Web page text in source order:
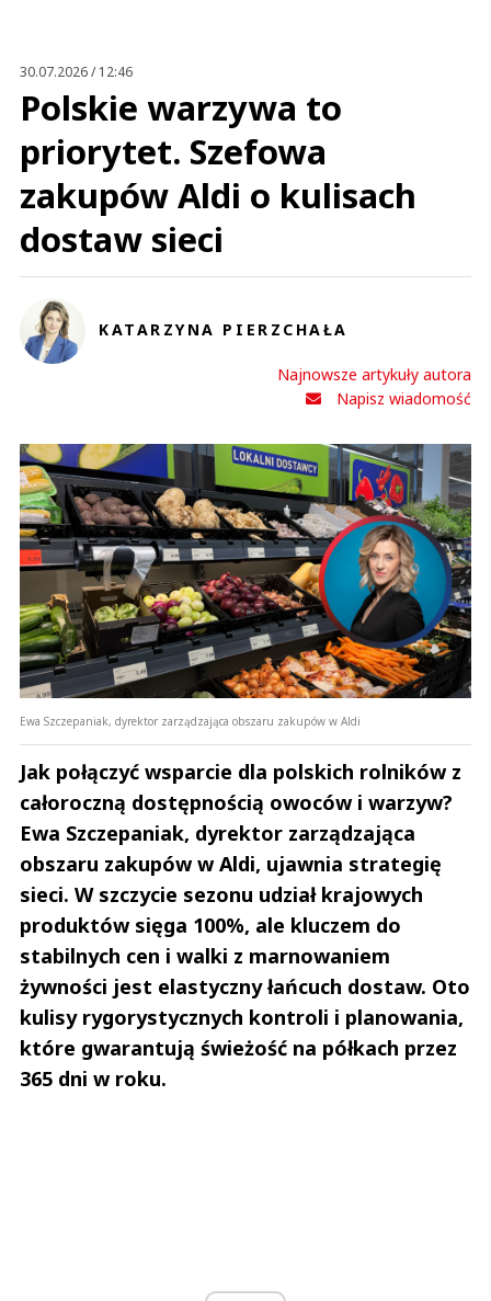
30.07.2026 / 12:46
Polskie warzywa to
priorytet. Szefowa
zakupów Aldi o kulisach
dostaw sieci
KATARZYNA PIERZCHAŁA
Najnowsze artykuły autora
Napisz wiadomość
Ewa Szczepaniak, dyrektor zarządzająca obszaru zakupów w Aldi
Jak połączyć wsparcie dla polskich rolników z
całoroczną dostępnością owoców i warzyw?
Ewa Szczepaniak, dyrektor zarządzająca
obszaru zakupów w Aldi, ujawnia strategię
sieci. W szczycie sezonu udział krajowych
produktów sięga 100%, ale kluczem do
stabilnych cen i walki z marnowaniem
żywności jest elastyczny łańcuch dostaw. Oto
kulisy rygorystycznych kontroli i planowania,
które gwarantują świeżość na półkach przez
365 dni w roku.